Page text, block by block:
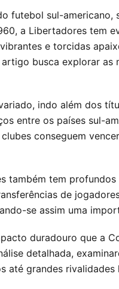
futebol sul-
a Libertadores
e torcidas
busca explorar
indo além dos
entre os países sul-
conseguem
também tem
de
se assim uma
duradouro que a
detalhada,
até grandes